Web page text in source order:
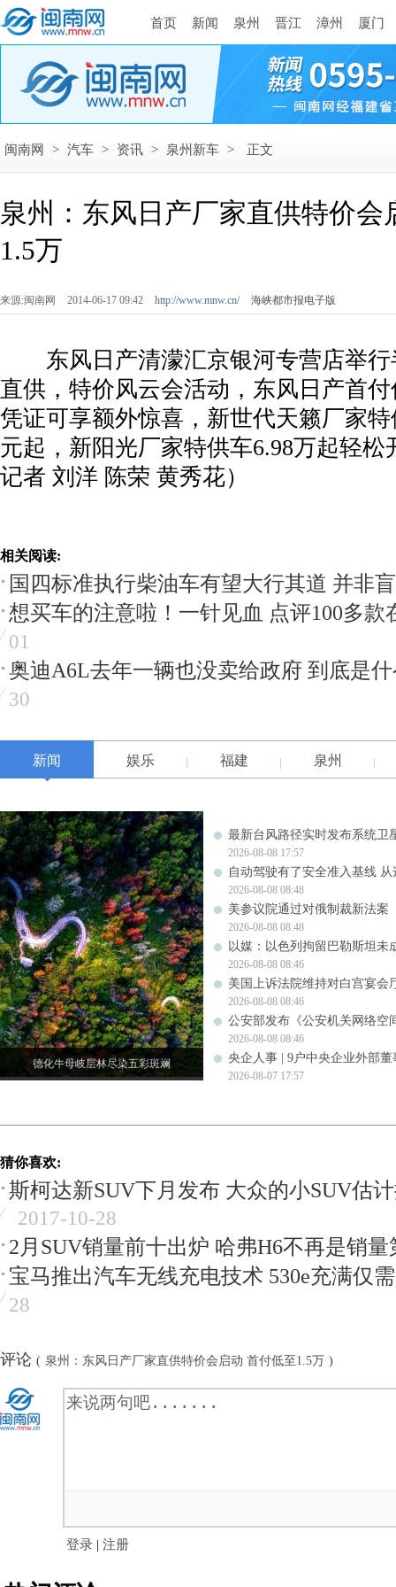
首页 新闻 泉州 晋江 漳州 厦门
闽南网 > 汽车 > 资讯 > 泉州新车 > 正文
泉州：东风日产厂家直供特价会
1.5万
来源:闽南网 2014-06-17 09:42 http://www.mnw.cn/ 海峡都市报电子版
东风日产清濛汇京银河专营店举行
直供，特价风云会活动，东风日产首
凭证可享额外惊喜，新世代天籁厂家特
元起，新阳光厂家特供车6.98万起轻松
记者 刘洋 陈荣 黄秀花）
相关阅读:
国四标准执行柴油车有望大行其道 并非
想买车的注意啦！一针见血 点评100多款
01
奥迪A6L去年一辆也没卖给政府 到底是
30
新闻 娱乐 福建 泉州
德化牛母岐层林尽染五彩斑斓
最新台风路径实时发布系统卫
2026-08-08 17:57
自动驾驶有了安全准入基线
2026-08-08 08:48
美参议院通过对俄制裁新法案
2026-08-08 08:48
以媒：以色列拘留巴勒斯坦未
2026-08-08 08:46
美国上诉法院维持对白宫宴会
2026-08-08 08:46
公安部发布《公安机关网络空
2026-08-08 08:46
央企人事 | 9户中央企业外部
2026-08-07 17:57
猜你喜欢:
斯柯达新SUV下月发布 大众的小SUV估
2017-10-28
2月SUV销量前十出炉 哈弗H6不再是销量
宝马推出汽车无线充电技术 530e充满仅
28
评论 ( 泉州：东风日产厂家直供特价会启动 首付低至1.5万 )
登录 | 注册